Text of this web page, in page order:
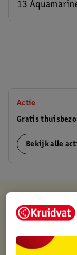
13
Actie
Gratis
Bekijk alle
Gratis ophalen in
Op werkdagen
Gratis